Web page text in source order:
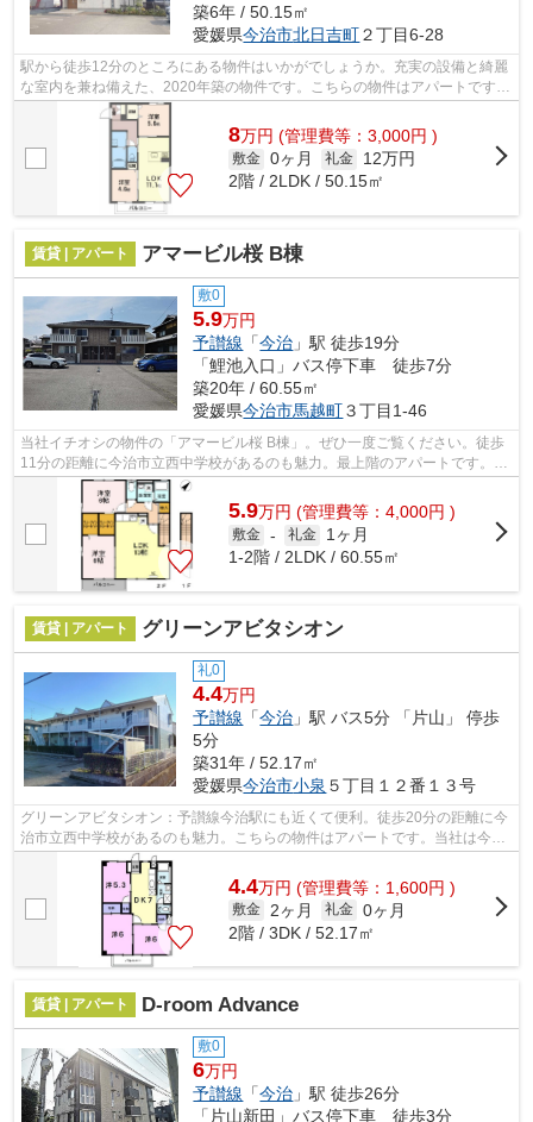
築6年 / 50.15㎡
愛媛県今治市北日吉町２丁目6-28
駅から徒歩12分のところにある物件はいかがでしょうか。充実の設備と綺麗
な室内を兼ね備えた、2020年築の物件です。こちらの物件はアパートです。
物件をお探しなら、当社が取り扱う物...
8万円 (管理費等：3,000円 )
敷金 0ヶ月 礼金
12万円
2階 / 2LDK / 50.15㎡
賃貸 | アパート アマービル桜 B棟
敷0
5.9万円
予讃線 「今治 」駅 徒歩19分
「鯉池入口」バス停下車 徒歩7分
築20年 / 60.55㎡
愛媛県今治市馬越町３丁目1-46
当社イチオシの物件の「アマービル桜 B棟」。ぜひ一度ご覧ください。徒歩
11分の距離に今治市立西中学校があるのも魅力。最上階のアパートです。こ
ちらの物件はアパートです。今治市や...
5.9万円 (管理費等：4,000円 )
敷金 - 礼金
1ヶ月
1-2階 / 2LDK / 60.55㎡
賃貸 | アパート グリーンアビタシオン
礼0
4.4万円
予讃線 「今治 」駅 バス5分 「片山」 停歩
5分
築31年 / 52.17㎡
愛媛県今治市小泉 ５丁目１２番１３号
グリーンアビタシオン：予讃線今治駅にも近くて便利。徒歩20分の距離に今
治市立西中学校があるのも魅力。こちらの物件はアパートです。当社は今治
市や予讃線今治付近での物件情報を豊...
4.4万円 (管理費等：1,600円 )
敷金 2ヶ月 礼金 0ヶ月
2階 / 3DK / 52.17㎡
賃貸 | アパート D-room Advance
敷0
6万円
予讃線 「今治 」駅 徒歩26分
「片山新田」バス停下車 徒歩3分